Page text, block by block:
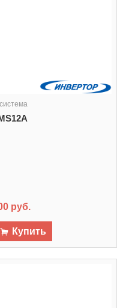
руб.
Купить